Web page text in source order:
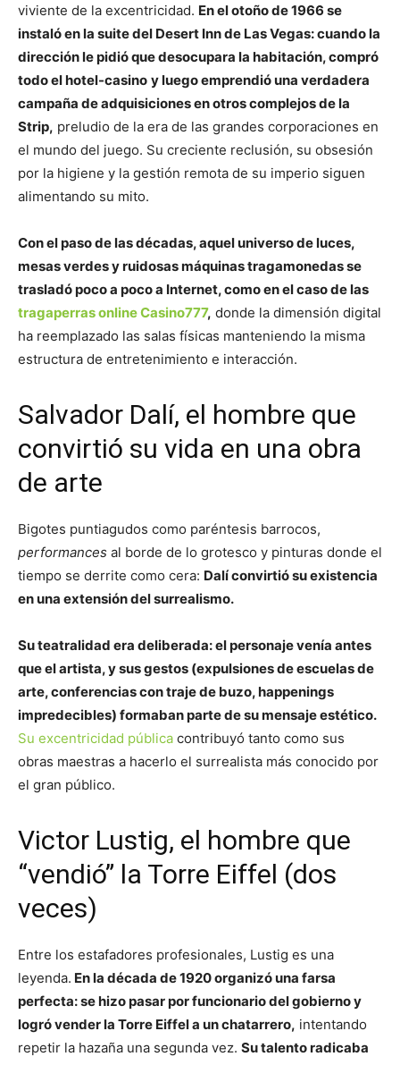
viviente de la excentricidad. En el otoño de 1966 se
instaló en la suite del Desert Inn de Las Vegas: cuando la
dirección le pidió que desocupara la habitación, compró
todo el hotel-casino y luego emprendió una verdadera
campaña de adquisiciones en otros complejos de la
Strip, preludio de la era de las grandes corporaciones en
el mundo del juego. Su creciente reclusión, su obsesión
por la higiene y la gestión remota de su imperio siguen
alimentando su mito.
Con el paso de las décadas, aquel universo de luces,
mesas verdes y ruidosas máquinas tragamonedas se
trasladó poco a poco a Internet, como en el caso de las
tragaperras online Casino777, donde la dimensión digital
ha reemplazado las salas físicas manteniendo la misma
estructura de entretenimiento e interacción.
Salvador Dalí, el hombre que
convirtió su vida en una obra
de arte
Bigotes puntiagudos como paréntesis barrocos,
performances al borde de lo grotesco y pinturas donde el
tiempo se derrite como cera: Dalí convirtió su existencia
en una extensión del surrealismo.
Su teatralidad era deliberada: el personaje venía antes
que el artista, y sus gestos (expulsiones de escuelas de
arte, conferencias con traje de buzo, happenings
impredecibles) formaban parte de su mensaje estético.
Su excentricidad pública contribuyó tanto como sus
obras maestras a hacerlo el surrealista más conocido por
el gran público.
Victor Lustig, el hombre que
“vendió” la Torre Eiffel (dos
veces)
Entre los estafadores profesionales, Lustig es una
leyenda. En la década de 1920 organizó una farsa
perfecta: se hizo pasar por funcionario del gobierno y
logró vender la Torre Eiffel a un chatarrero, intentando
repetir la hazaña una segunda vez. Su talento radicaba